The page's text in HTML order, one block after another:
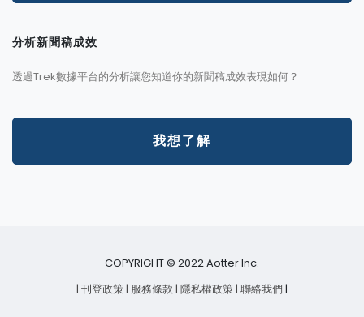
分析新聞稿成效
透過Trek數據平台的分析讓您知道你的新聞稿成效表現如何？
我想了解
COPYRIGHT © 2022 Aotter Inc.
| 刊登政策| 服務條款 | 隱私權政策| 聯絡我們 |